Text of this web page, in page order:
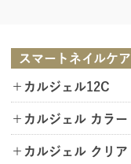
スマートネイルケア
＋カルジェル12C
＋カルジェル カラー
＋カルジェル クリア